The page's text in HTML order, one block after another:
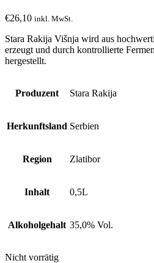
€26,10 inkl. MwSt.
Stara Rakija Višnja wird aus
erzeugt und durch kontrollierte
hergestellt.
Produzent Stara Rakija
Herkunftsland Serbien
Region Zlatibor
Inhalt 0,5L
Alkoholgehalt 35,0% Vol.
Nicht vorrätig